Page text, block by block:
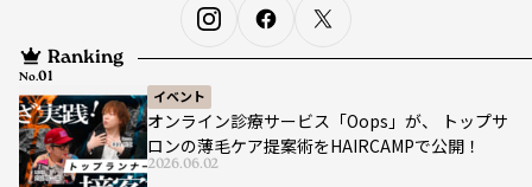
Ranking
イベント
オンライン診療サービス「Oops」が、 トップサ
ロンの薄毛ケア提案術をHAIRCAMPで公開！
2026.06.02
No.